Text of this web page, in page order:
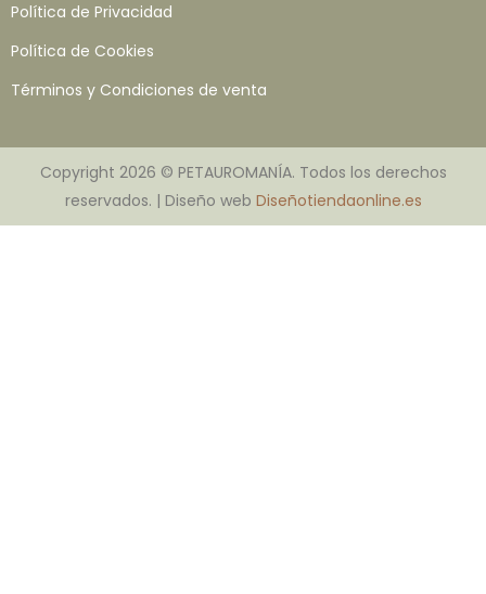
Política de Privacidad
Política de Cookies
Términos y Condiciones de venta
Copyright 2026 © PETAUROMANÍA. Todos los derechos
reservados. | Diseño web Diseñotiendaonline.es